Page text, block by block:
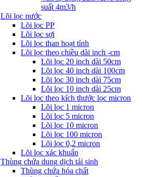
suất 4m3/h
Lõi lọc nước
Lõi lọc PP
Lõi lọc sợi
Lõi lọc than hoạt tính
Lõi lọc theo chiều dài inch -cm
Lõi lọc 20 inch dài 50cm
Lõi lọc 40 inch dài 100cm
Lõi lọc 30 inch dài 75cm
Lõi lọc 10 inch dài 25cm
Lõi lọc theo kích thước lọc micron
Lõi lọc 1 micron
Lõi lọc 5 micron
Lõi lọc 10 micron
Lõi lọc 100 micron
Lõi lọc 0,2 micron
Lõi lọc xác khuẩn
Thùng chứa dung dịch tái sinh
Thùng chứa hóa chất